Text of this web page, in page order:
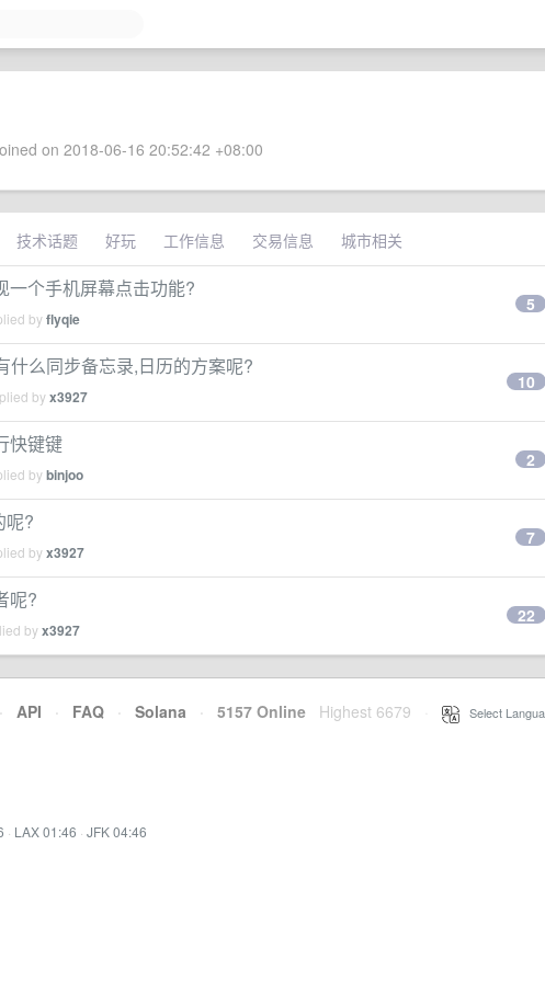
on 2018-06-16 20:52:42 +08:00
技术话题 好玩 工作信息 交易信息 城市相关
一个手机屏幕点击功能?
byflyqie
5
什么同步备忘录,日历的方案呢?
byx3927
10
快键键
bybinjoo
2
呢?
byx3927
7
呢?
byx3927
22
· API · FAQ · Solana · 5157 Online Highest 6679 Select
· LAX 01:46 · JFK 04:46